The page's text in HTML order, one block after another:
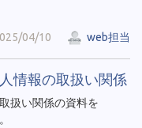
04/10 web担当
情報の取扱い関係
扱い関係の資料を